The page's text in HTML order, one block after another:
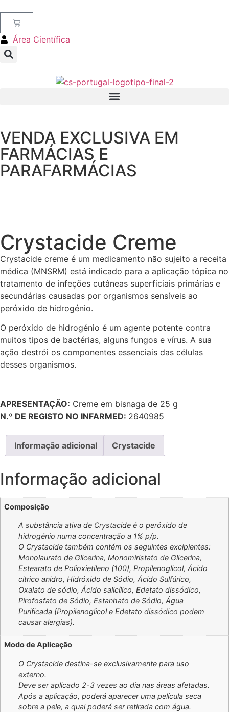
Área Científica
VENDA EXCLUSIVA EM
FARMÁCIAS E
PARAFARMÁCIAS
Crystacide Creme
Crystacide creme é um medicamento não sujeito a receita
médica (MNSRM) está indicado para a aplicação tópica no
tratamento de infeções cutâneas superficiais primárias e
secundárias causadas por organismos sensíveis ao
peróxido de hidrogénio.
O peróxido de hidrogénio é um agente potente contra
muitos tipos de bactérias, alguns fungos e vírus. A sua
ação destrói os componentes essenciais das células
desses organismos.
APRESENTAÇÃO: Creme em bisnaga de 25 g
N.º DE REGISTO NO INFARMED: 2640985
Informação adicional Crystacide
Informação adicional
Composição
A substância ativa de Crystacide é o peróxido de
hidrogénio numa concentração a 1% p/p.
O Crystacide também contém os seguintes excipientes:
Monolaurato de Glicerina, Monomiristato de Glicerina,
Estearato de Polioxietileno (100), Propilenoglicol, Ácido
citrico anidro, Hidróxido de Sódio, Ácido Sulfúrico,
Oxalato de sódio, Ácido salicílico, Edetato dissódico,
Pirofosfato de Sódio, Estanhato de Sódio, Água
Purificada (Propilenoglicol e Edetato dissódico podem
causar alergias).
Modo de Aplicação
O Crystacide destina-se exclusivamente para uso
externo.
Deve ser aplicado 2-3 vezes ao dia nas áreas afetadas.
Após a aplicação, poderá aparecer uma película seca
sobre a pele, a qual poderá ser retirada com água.